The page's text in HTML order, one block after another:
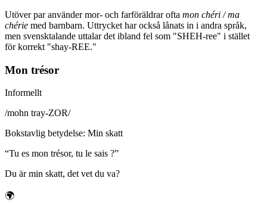
Utöver par använder mor- och farföräldrar ofta mon chéri / ma
chérie med barnbarn. Uttrycket har också lånats in i andra språk,
men svensktalande uttalar det ibland fel som "SHEH-ree" i stället
för korrekt "shay-REE."
Mon trésor
Informellt
/mohn tray-ZOR/
Bokstavlig betydelse: Min skatt
“Tu es mon trésor, tu le sais ?”
Du är min skatt, det vet du va?
🌍